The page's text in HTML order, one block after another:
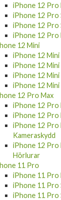
iPhone 12 Pro
iPhone 12 Pro
iPhone 12 Pro
iPhone 12 Pro
12 Mini
iPhone 12 Mini
iPhone 12 Mini
iPhone 12 Mini
iPhone 12
12 Pro Max
iPhone 12 Pro
iPhone 12 Pro
iPhone 12 Pro
Kameraskydd
iPhone 12 Pro
Hörlurar
11 Pro
iPhone 11 Pro
iPhone 11 Pro
iPhone 11 Pro